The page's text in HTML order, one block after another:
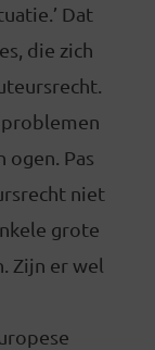
Dat
die zich
ogen. Pas
niet
grote
Zijn er wel